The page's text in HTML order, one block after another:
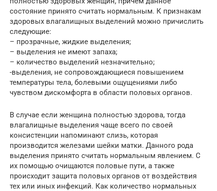
состояние принято считать нормальным. К признакам
здоровых влагалищных выделений можно причислить
следующие:
– прозрачные, жидкие выделения;
– выделения не имеют запаха;
– количество выделений незначительно;
-выделения, не сопровождающиеся повышением
температуры тела, болевыми ощущениями либо
чувством дискомфорта в области половых органов.
В случае если женщина полностью здорова, тогда
влагалищные выделения чаще всего по своей
консистенции напоминают слизь, которая
производится железами шейки матки. Данного рода
выделения принято считать нормальным явлением. С
их помощью очищаются половые пути, а также
происходит защита половых органов от воздействия
тех или иных инфекций. Как количество нормальных